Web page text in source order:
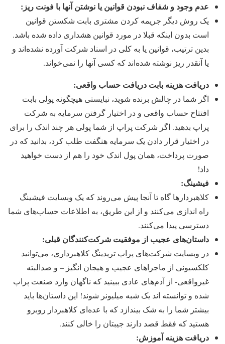
عدم وجود و شفاف نبودن قوانین یا نوشتن آنها با فونت ریز:
یک روش دیگر جریمه کردن مشتری بابت شکستن قوانین
است بدون اینکه قبلا در مورد قوانین هشداری داده شده باشد.
بدین ترتیب، قوانین یا به کلی در اسناد شرکت آورده نشده‌اند و
یا آنقدر ریز نوشته ‌‌شده‌اند که کسی آنها را نمی‌خواند.
دریافت هزینه بابت دریافت حساب واقعی:
اگر شما در چالش برنده شوید، نبایستی هیچگونه پولی بابت
افتتاح حساب واقعی و در اختیار گرفتن سرمایه به شرکت
پراپ بدهید. اگر شرکت پراپ از شما پولی هر چند اندک را برای
در اختیار قرار دادن یک سرمایه هنگفت طلب کرد، بدانید که در
صورت پرداخت، همان پول اندک خود را هم از دست خواهید
داد!
فیشینگ:
کلاهبردارها گاه تا آنجا پیش می‌روند که یک وبسایت فیشینگ
راه اندازی می‌کنند و از این طریق، به اطلاعات حساب‌‌های شما
دسترسی پیدا می‌کنند.
داستان‌‌های عجیب از موفقیت ‌‌شرکت‌کنندگان قبلی:
در وبسایت شرکت‌‌های پراپ تریدینگ کلاهبرداری، می‌توانید
کلکسیونی از ماجراهای عجیب و هیجان انگیز – و صدالبته
غیرواقعی- از آدم‌‌های عادی ببینید که ناگهان وارد صنعت پراپ
شده و توانسته اند یک شبه میلیونر شوند! این داستان‌ها باید
بیشتر شما را به شک بیندازد که با عده‌ای کلاهبردار روبرو
هستید که فقط قصد دارند جیبتان را خالی کنند.
دریافت هزینه آموزش: